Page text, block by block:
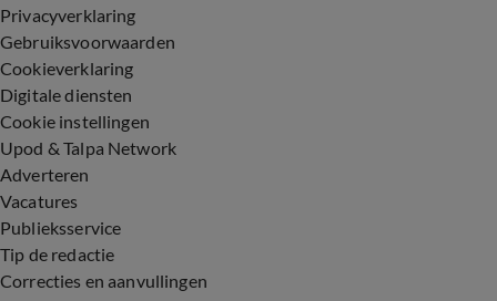
Privacyverklaring
Gebruiksvoorwaarden
Cookieverklaring
Digitale diensten
Cookie instellingen
Upod & Talpa Network
Adverteren
Vacatures
Publieksservice
Tip de redactie
Correcties en aanvullingen